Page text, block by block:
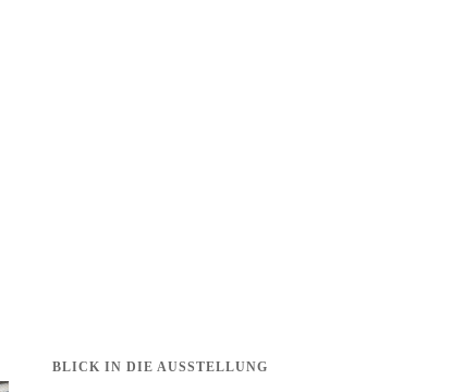
BLICK IN DIE AUSSTELLUNG